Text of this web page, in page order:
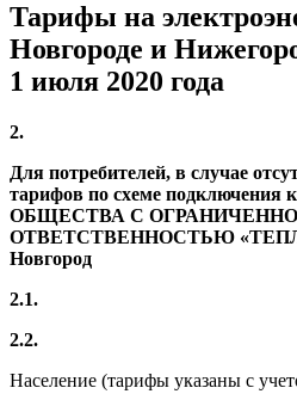
Тарифы на
Новгороде и
1 июля 2020 года
2.
Для потребителей, в случае
тарифов по схеме подключения
ОБЩЕСТВА С
ОТВЕТСТВЕННОСТЬЮ
Новгород
2.1.
2.2.
Население (тарифы указаны с